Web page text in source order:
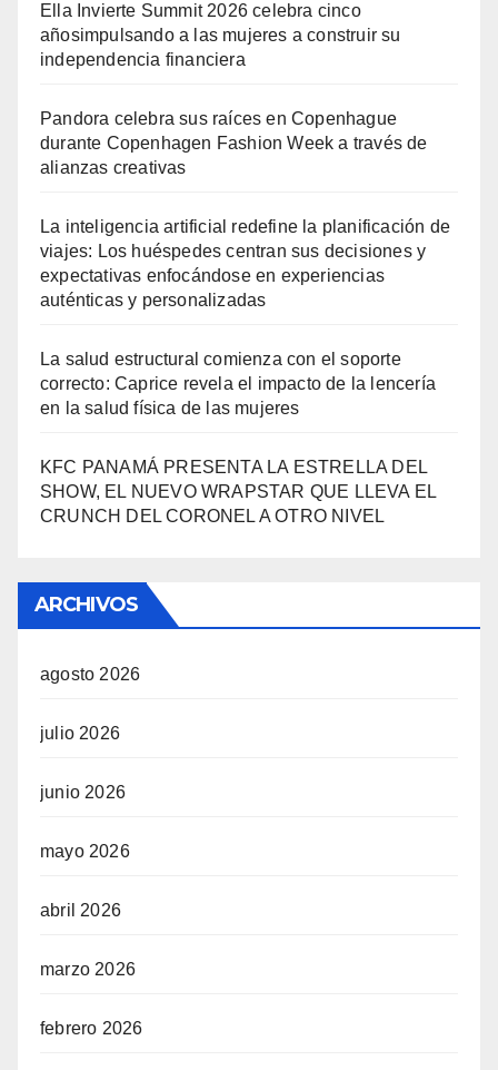
Ella Invierte Summit 2026 celebra cinco
añosimpulsando a las mujeres a construir su
independencia financiera
Pandora celebra sus raíces en Copenhague
durante Copenhagen Fashion Week a través de
alianzas creativas
La inteligencia artificial redefine la planificación de
viajes: Los huéspedes centran sus decisiones y
expectativas enfocándose en experiencias
auténticas y personalizadas
La salud estructural comienza con el soporte
correcto: Caprice revela el impacto de la lencería
en la salud física de las mujeres
KFC PANAMÁ PRESENTA LA ESTRELLA DEL
SHOW, EL NUEVO WRAPSTAR QUE LLEVA EL
CRUNCH DEL CORONEL A OTRO NIVEL
ARCHIVOS
agosto 2026
julio 2026
junio 2026
mayo 2026
abril 2026
marzo 2026
febrero 2026